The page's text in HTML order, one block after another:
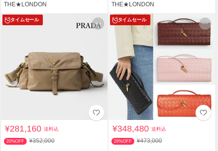
THE★LONDON THE★LONDON
タイムセール
¥281,160送料込
20%OFF ¥352,000
タイムセール
¥348,480送料込
26%OFF ¥473,000